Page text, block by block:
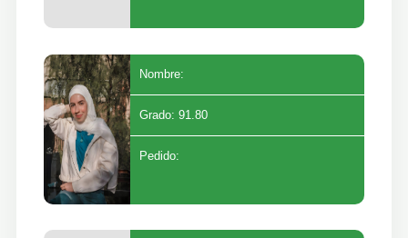
Nombre:
Grado: 91.80
Pedido: